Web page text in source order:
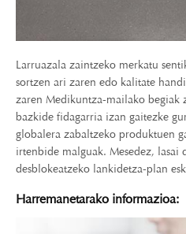
Larruazala zaintzeko merkatu
sortzen ari zaren edo kalitate
zaren Medikuntza-mailako begiak
bazkide fidagarria izan gaitezke
globalera zabaltzeko produktuen
irtenbide malguak. Mesedez,
desblokeatzeko lankidetza-plan
Harremanetarako informazioa: